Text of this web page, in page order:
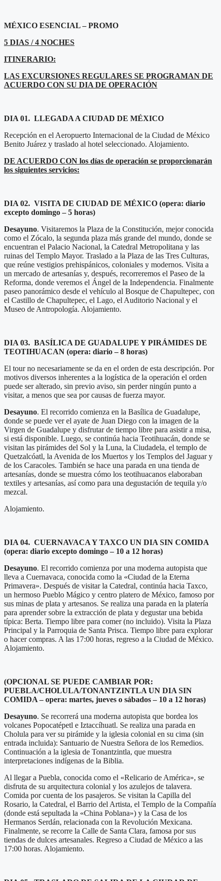
MÉXICO ESENCIAL – PROMO
5 DIAS / 4 NOCHES
ITINERARIO:
LAS EXCURSIONES REGULARES SE PROGRAMAN DE
ACUERDO CON SU DIA DE OPERACIÓN
DIA 01. LLEGADA A CIUDAD DE MÉXICO
Recepción en el Aeropuerto Internacional de la Ciudad de México
Benito Juárez y traslado al hotel seleccionado. Alojamiento.
DE ACUERDO CON los días de operación se proporcionarán
los siguientes servicios:
DIA 02. VISITA DE CIUDAD DE MÉXICO (opera: diario
excepto domingo – 5 horas)
Desayuno. Visitaremos la Plaza de la Constitución, mejor conocida
como el Zócalo, la segunda plaza más grande del mundo, donde se
encuentran el Palacio Nacional, la Catedral Metropolitana y las
ruinas del Templo Mayor. Traslado a la Plaza de las Tres Culturas,
que reúne vestigios prehispánicos, coloniales y modernos. Visita a
un mercado de artesanías y, después, recorreremos el Paseo de la
Reforma, donde veremos el Ángel de la Independencia. Finalmente
paseo panorámico desde el vehículo al Bosque de Chapultepec, con
el Castillo de Chapultepec, el Lago, el Auditorio Nacional y el
Museo de Antropología. Alojamiento.
DIA 03. BASÍLICA DE GUADALUPE Y PIRÁMIDES DE
TEOTIHUACAN (opera: diario – 8 horas)
El tour no necesariamente se da en el orden de esta descripción. Por
motivos diversos inherentes a la logística de la operación el orden
puede ser alterado, sin previo aviso, sin perder ningún punto a
visitar, a menos que sea por causas de fuerza mayor.
Desayuno. El recorrido comienza en la Basílica de Guadalupe,
donde se puede ver el ayate de Juan Diego con la imagen de la
Virgen de Guadalupe y disfrutar de tiempo libre para asistir a misa,
si está disponible. Luego, se continúa hacia Teotihuacán, donde se
visitan las pirámides del Sol y la Luna, la Ciudadela, el templo de
Quetzalcóatl, la Avenida de los Muertos y los Templos del Jaguar y
de los Caracoles. También se hace una parada en una tienda de
artesanías, donde se muestra cómo los teotihuacanos elaboraban
textiles y artesanías, así como para una degustación de tequila y/o
mezcal.
Alojamiento.
DIA 04. CUERNAVACA Y TAXCO UN DIA SIN COMIDA
(opera: diario excepto domingo – 10 a 12 horas)
Desayuno. El recorrido comienza por una moderna autopista que
lleva a Cuernavaca, conocida como la «Ciudad de la Eterna
Primavera». Después de visitar la Catedral, continúa hacia Taxco,
un hermoso Pueblo Mágico y centro platero de México, famoso por
sus minas de plata y artesanos. Se realiza una parada en la platería
para aprender sobre la extracción de plata y degustar una bebida
típica: Berta. Tiempo libre para comer (no incluido). Visita la Plaza
Principal y la Parroquia de Santa Prisca. Tiempo libre para explorar
o hacer compras. A las 17:00 horas, regreso a la Ciudad de México.
Alojamiento.
(OPCIONAL SE PUEDE CAMBIAR POR:
PUEBLA/CHOLULA/TONANTZINTLA UN DIA SIN
COMIDA – opera: martes, jueves o sábados – 10 a 12 horas)
Desayuno. Se recorrerá una moderna autopista que bordea los
volcanes Popocatépetl e Iztaccíhuatl. Se realiza una parada en
Cholula para ver su pirámide y la iglesia colonial en su cima (sin
entrada incluida): Santuario de Nuestra Señora de los Remedios.
Continuación a la iglesia de Tonantzintla, que muestra
interpretaciones indígenas de la Biblia.
Al llegar a Puebla, conocida como el «Relicario de América», se
disfruta de su arquitectura colonial y los azulejos de talavera.
Comida por cuenta de los pasajeros. Se visitan la Capilla del
Rosario, la Catedral, el Barrio del Artista, el Templo de la Compañía
(donde está sepultada la «China Poblana») y la Casa de los
Hermanos Serdán, relacionada con la Revolución Mexicana.
Finalmente, se recorre la Calle de Santa Clara, famosa por sus
tiendas de dulces artesanales. Regreso a Ciudad de México a las
17:00 horas. Alojamiento.